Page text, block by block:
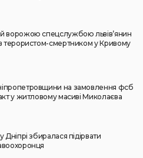
ворожою спецслужбою львів’янин
терористом-смертником у Кривому
на замовлення фсб
у житловому масиві Миколаєва
збиралася підірвати